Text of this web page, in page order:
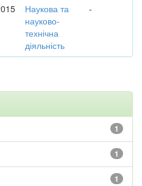
Наукова та
науково-
технічна
діяльність
-
1
1
1